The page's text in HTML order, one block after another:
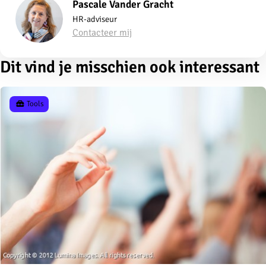
Pascale Vander Gracht
HR-adviseur
Contacteer mij
Dit vind je misschien ook interessant
Tools